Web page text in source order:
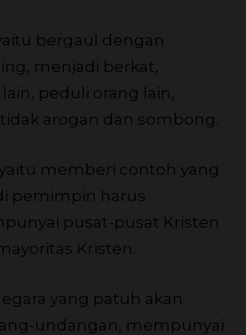
bergaul dengan
menjadi berkat,
peduli orang lain,
arogan dan sombong.
memberi contoh yang
pemimpin harus
pusat-pusat Kristen
Kristen.
yang patuh akan
undangan, mempunyai